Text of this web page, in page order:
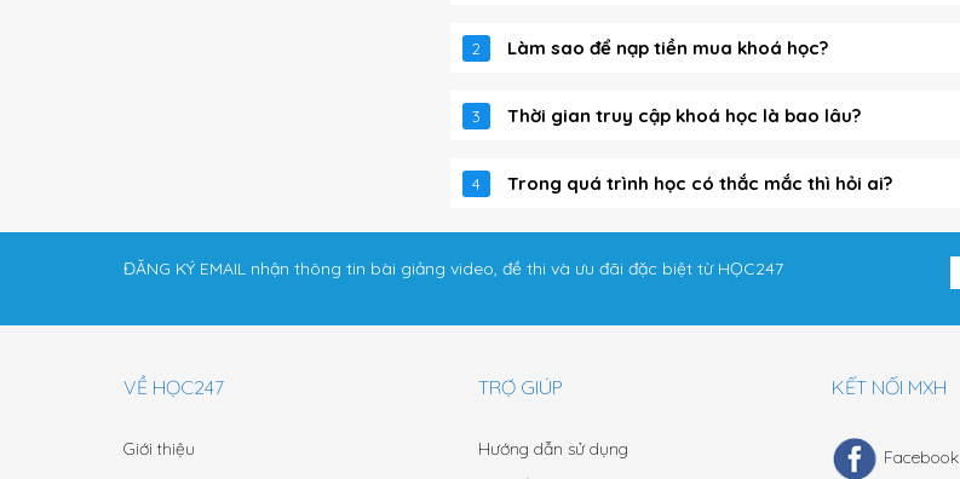
2 Làm sao để nạp tiền mua khoá học?
3 Thời gian truy cập khoá học là bao lâu?
4 Trong quá trình học có thắc mắc thì hỏi ai?
ĐĂNG KÝ EMAIL nhận thông tin bài giảng video, đề thi và ưu đãi đặc biệt từ HỌC247
VỀ HỌC247
Giới thiệu
TRỢ GIÚP
Hướng dẫn sử dụng
KẾT NỐI MXH
Facebook